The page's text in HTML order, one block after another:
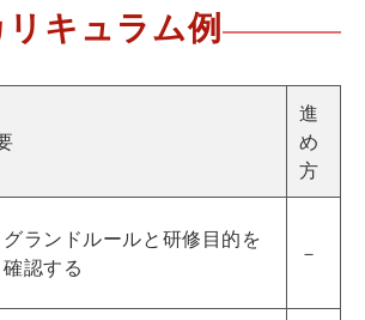
キュラム例
進
め
方
グランドルールと研修目的を
確認する
－